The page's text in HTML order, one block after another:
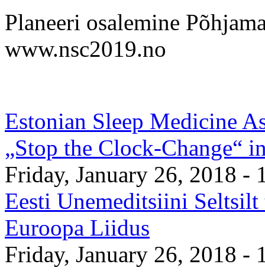
Planeeri osalemine
www.nsc2019.no
Estonian Sleep Medicine
„Stop the Clock-Change“
Friday, January 26, 2018 -
Eesti Unemeditsiini Seltsilt
Euroopa Liidus
Friday, January 26, 2018 -